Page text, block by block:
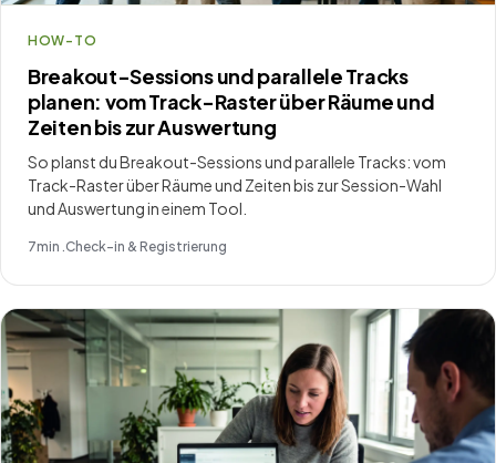
HOW-TO
Breakout-Sessions und parallele Tracks
planen: vom Track-Raster über Räume und
Zeiten bis zur Auswertung
So planst du Breakout-Sessions und parallele Tracks: vom
Track-Raster über Räume und Zeiten bis zur Session-Wahl
und Auswertung in einem Tool.
7min .Check-in & Registrierung